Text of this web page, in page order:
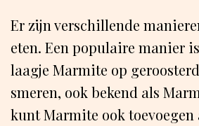
Er zijn verschillende
eten. Een populaire manier
laagje Marmite op
smeren, ook bekend als
kunt Marmite ook toevoegen